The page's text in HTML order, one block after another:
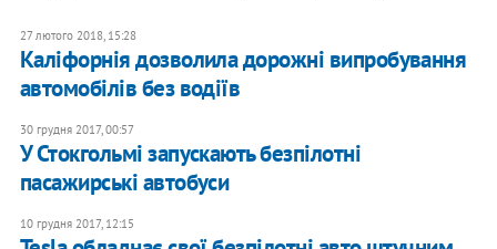
27 лютого 2018, 15:28
Каліфорнія дозволила дорожні випробування
автомобілів без водіїв
30 грудня 2017, 00:57
У Стокгольмі запускають безпілотні
пасажирські автобуси
10 грудня 2017, 12:15